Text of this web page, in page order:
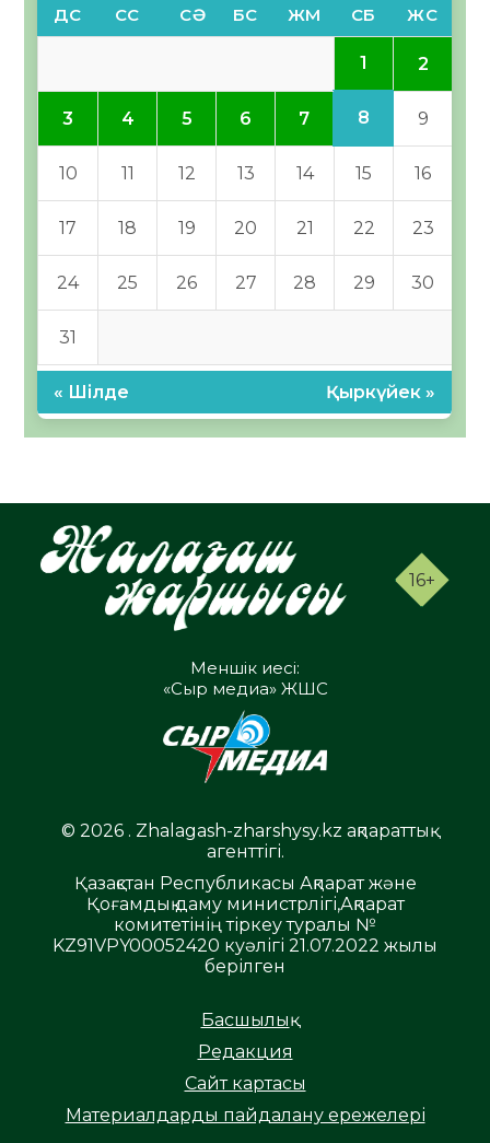
ДС СС СӘ БС ЖМ СБ ЖС
1 2
3 4 5 6 7 8 9
10 11 12 13 14 15 16
17 18 19 20 21 22 23
24 25 26 27 28 29 30
31
« Шілде Қыркүйек »
16+
Меншік иесі:
«Сыр медиа» ЖШС
© 2026 . Zhalagash-zharshysy.kz ақпараттық
агенттігі.
Қазақстан Республикасы Ақпарат және
Қоғамдық даму министрлігі,Ақпарат
комитетінің тіркеу туралы №
KZ91VPY00052420 куәлігі 21.07.2022 жылы
берілген
Басшылық
Редакция
Сайт картасы
Материалдарды пайдалану ережелері